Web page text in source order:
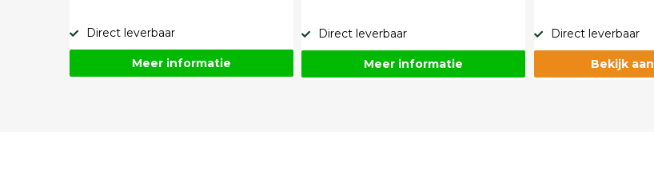
Direct leverbaar
Meer informatie
Direct leverbaar
Meer informatie
Direct leverbaar
Bekijk